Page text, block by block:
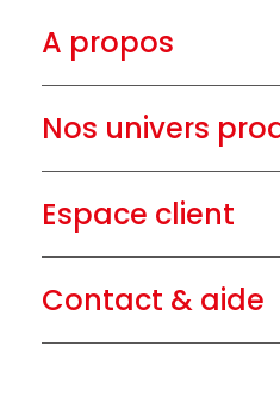
A propos
Nos univers
Espace client
Contact & aide